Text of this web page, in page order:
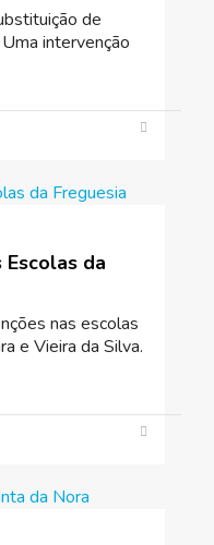
de
intervenção
da
nas escolas
e Vieira da Silva.